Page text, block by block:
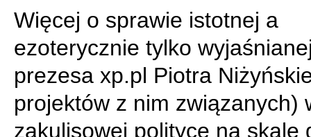
Więcej o sprawie istotnej a
ezoterycznie tylko
prezesa xp.pl Piotra
projektów z nim związanych)
zakulisowej polityce na skalę